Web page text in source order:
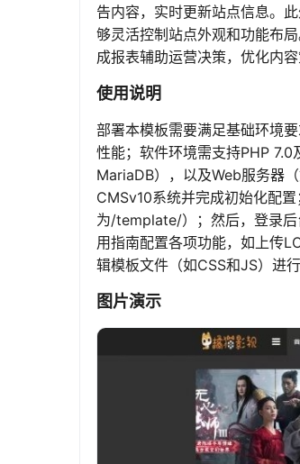
告内容，实时更新站点信息。
够灵活控制站点外观和功能布
成报表辅助运营决策，优化内容
使用说明
部署本模板需要满足基础环境
性能；软件环境需支持PHP
MariaDB），以及Web服务器
CMSv10系统并完成初始化配
为/template/）；然后，登录后
用指南配置各项功能，如上传
辑模板文件（如CSS和JS）进
图片演示